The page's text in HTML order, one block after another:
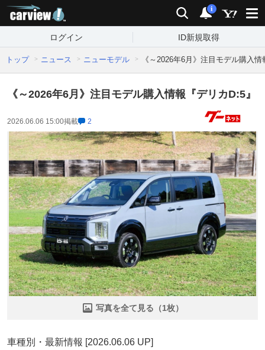
検索 通知
i
ログイン ID新規取得
トップ ニュース ニューモデル 《～2026年6月》注目モデル購入
《～2026年6月》注目モデル購入情報『デリカD:5』
2026.06.06 15:00掲載 2
写真を全て見る（1枚）
車種別・最新情報 [2026.06.06 UP]